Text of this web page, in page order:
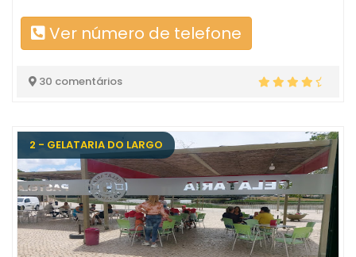
Ver número de telefone
30 comentários
2 - GELATARIA DO LARGO